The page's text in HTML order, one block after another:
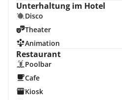
Unterhaltung im Hotel
Disco
Theater
Animation
Restaurant
Poolbar
Cafe
Kiosk